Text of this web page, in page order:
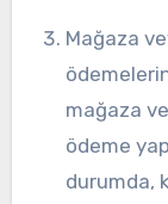
Mağaza veya Restoranlarda Ödeme: Mobil
mağaza
ödeme
durumda,